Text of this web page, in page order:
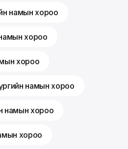
намын хороо
хороо
хороо
намын хороо
намын хороо
хороо